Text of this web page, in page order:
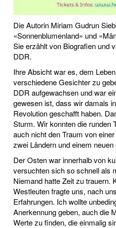
Die Autorin Miriam Gudrun
«Sonnenblumenland» und
Sie erzählt von Biografien und
DDR.
Ihre Absicht war es, dem
verschiedene Gesichter zu
DDR aufgewachsen und war
gewesen ist, dass wir damals
Revolution geschafft haben.
Sturm. Wir konnten die runden
auch nicht den Traum von
zwei Ländern und einem
Der Osten war innerhalb von
versuchten sich so schnell als
Niemand hatte Zeit zu trauern.
Westleuten fragte uns, nach
Erfahrungen. Ich wollte
Anerkennung geben, auch die
Werte zu finden, die einmalig